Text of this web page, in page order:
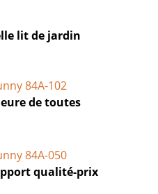
lit de jardin
84A-102
de toutes
84A-050
qualité-prix